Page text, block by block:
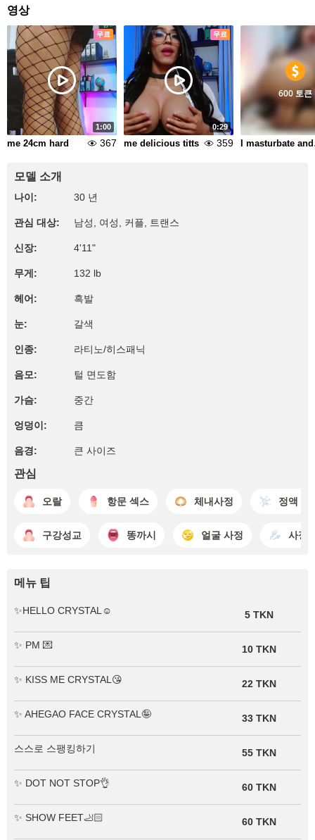
영상
무료
1:00
me 24cm hard 367
무료
0:29
me delicious titts 359
600 토큰
I
모델 소개
나이: 30 년
관심 대상: 남성, 여성, 커플, 트랜스
신장: 4'11"
무게: 132 lb
헤어: 흑발
눈: 갈색
인종: 라티노/히스패닉
음모: 털 면도함
가슴: 중간
엉덩이: 큼
음경: 큰 사이즈
관심
오랄 항문 섹스 체내사정 정액 주
구강성교 똥까시 얼굴 사정 사정
메뉴 팁
✨HELLO CRYSTAL☺️ 5 TKN
✨ PM 💌 10 TKN
✨ KISS ME CRYSTAL😘 22 TKN
✨ AHEGAO FACE CRYSTAL🤪 33 TKN
스스로 스팽킹하기 55 TKN
✨ DOT NOT STOP👌 60 TKN
✨ SHOW FEET🦶🏻 60 TKN